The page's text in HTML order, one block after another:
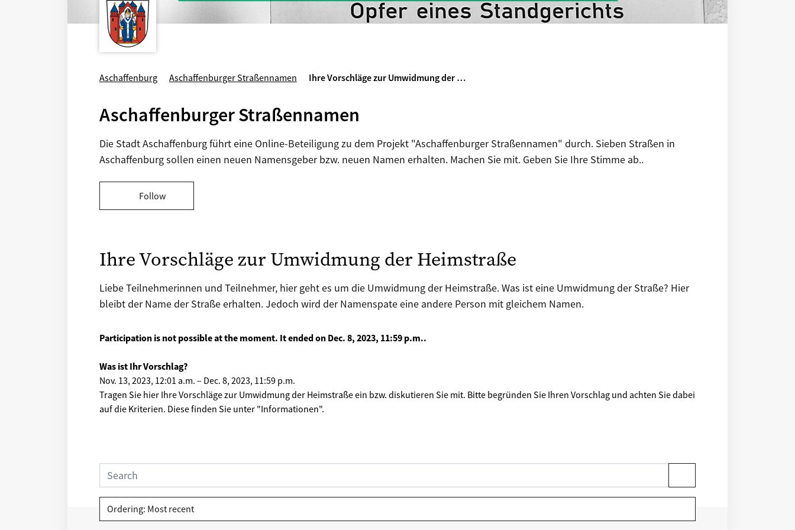
Aschaffenburg Aschaffenburger Straßennamen Ihre Vorschläge zur Umwidmung der …
Aschaffenburger Straßennamen
Die Stadt Aschaffenburg führt eine Online-Beteiligung zu dem Projekt "Aschaffenburger Straßennamen" durch. Sieben Straßen in
Aschaffenburg sollen einen neuen Namensgeber bzw. neuen Namen erhalten. Machen Sie mit. Geben Sie Ihre Stimme ab..
Follow
Ihre Vorschläge zur Umwidmung der Heimstraße
Liebe Teilnehmerinnen und Teilnehmer, hier geht es um die Umwidmung der Heimstraße. Was ist eine Umwidmung der Straße? Hier
bleibt der Name der Straße erhalten. Jedoch wird der Namenspate eine andere Person mit gleichem Namen.
Participation is not possible at the moment. It ended on Dec. 8, 2023, 11:59 p.m..
Was ist Ihr Vorschlag?
Nov. 13, 2023, 12:01 a.m. – Dec. 8, 2023, 11:59 p.m.
Tragen Sie hier Ihre Vorschläge zur Umwidmung der Heimstraße ein bzw. diskutieren Sie mit. Bitte begründen Sie Ihren Vorschlag und achten Sie dabei
auf die Kriterien. Diese finden Sie unter "Informationen".
Ordering: Most recent